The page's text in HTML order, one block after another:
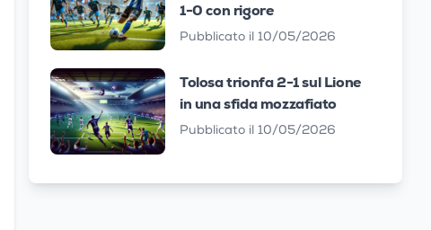
1-0 con rigore
Pubblicato il 10/05/2026
Tolosa trionfa 2-1 sul Lione
in una sfida mozzafiato
Pubblicato il 10/05/2026